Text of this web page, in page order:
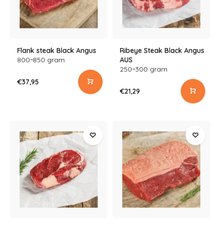
Flank steak Black Angus
800~850 gram
€37,95
Ribeye Steak Black Angus
AUS
250~300 gram
€21,29